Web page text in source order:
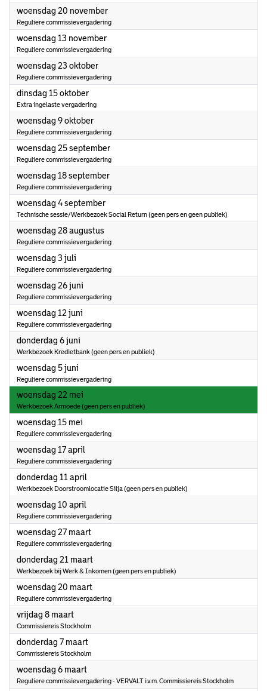
woensdag 20 november2024
Reguliere commissievergadering
woensdag 13 november2024
Reguliere commissievergadering
woensdag 23 oktober2024
Reguliere commissievergadering
dinsdag 15 oktober2024
Extra ingelaste vergadering
woensdag 9 oktober2024
Reguliere commissievergadering
woensdag 25 september2024
Reguliere commissievergadering
woensdag 18 september2024
Reguliere commissievergadering
woensdag 4 september2024
Technische sessie/Werkbezoek Social Return (geen pers en geen publiek)
woensdag 28 augustus
Reguliere commissievergadering
woensdag 3 juli
Reguliere commissievergadering
woensdag 26 juni
Reguliere commissievergadering
woensdag 12 juni
Reguliere commissievergadering
donderdag 6 juni
Werkbezoek Kredietbank (geen pers en publiek)
woensdag 5 juni
Reguliere commissievergadering
woensdag 22 mei
Werkbezoek Armoede (geen pers en publiek)
woensdag 15 mei
Reguliere commissievergadering
woensdag 17 april
Reguliere commissievergadering
donderdag 11 april
Werkbezoek Doorstroomlocatie Silja (geen pers en publiek)
woensdag 10 april
Reguliere commissievergadering
woensdag 27 maart2024
Reguliere commissievergadering
donderdag 21 maart2024
Werkbezoek bij Werk & Inkomen (geen pers en publiek)
woensdag 20 maart2024
Reguliere commissievergadering
vrijdag 8 maart2024
Commissiereis Stockholm
donderdag 7 maart2024
Commissiereis Stockholm
woensdag 6 maart2024
Reguliere commissievergadering - VERVALT i.v.m. Commissiereis Stockholm